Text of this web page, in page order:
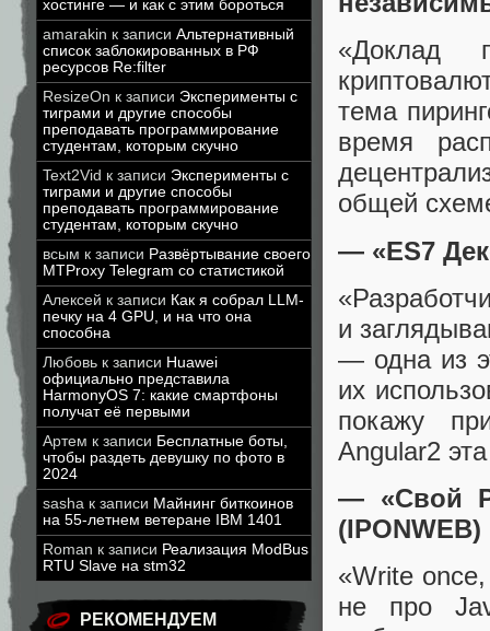
хостинге — и как с этим бороться
amarakin к записи Альтернативный
список заблокированных в РФ
ресурсов Re:filter
ResizeOn к записи Эксперименты с
тиграми и другие способы
преподавать программирование
студентам, которым скучно
Text2Vid к записи Эксперименты с
тиграми и другие способы
преподавать программирование
студентам, которым скучно
всым к записи Развёртывание своего
MTProxy Telegram со статистикой
Алексей к записи Как я собрал LLM-
печку на 4 GPU, и на что она
способна
Любовь к записи Huawei
официально представила
HarmonyOS 7: какие смартфоны
получат её первыми
Артем к записи Бесплатные боты,
чтобы раздеть девушку по фото в
2024
sasha к записи Майнинг биткоинов
на 55-летнем ветеране IBM 1401
Roman к записи Реализация ModBus
RTU Slave на stm32
РЕКОМЕНДУЕМ
«Доклад
тема
время
общей
— «ES7
и
— одна из
их
покажу
Angular2
— «Свой
(IPONWEB)
«Write
не про